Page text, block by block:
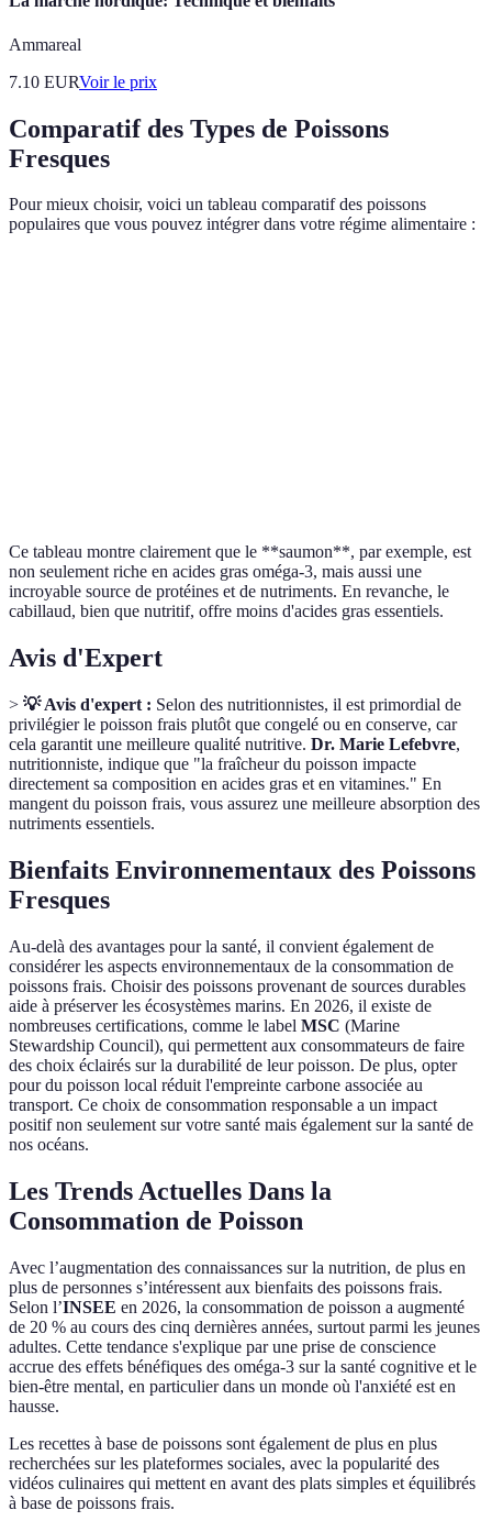
Ammareal
7.10 EURVoir le prix
Comparatif des Types de Poissons
Fresques
Pour mieux choisir, voici un tableau comparatif des poissons
populaires que vous pouvez intégrer dans votre régime alimentaire :
Ce tableau montre clairement que le **saumon**, par exemple, est
non seulement riche en acides gras oméga-3, mais aussi une
incroyable source de protéines et de nutriments. En revanche, le
cabillaud, bien que nutritif, offre moins d'acides gras essentiels.
Avis d'Expert
> 💡 Avis d'expert : Selon des nutritionnistes, il est primordial de
privilégier le poisson frais plutôt que congelé ou en conserve, car
cela garantit une meilleure qualité nutritive. Dr. Marie Lefebvre,
nutritionniste, indique que "la fraîcheur du poisson impacte
directement sa composition en acides gras et en vitamines." En
mangent du poisson frais, vous assurez une meilleure absorption des
nutriments essentiels.
Bienfaits Environnementaux des Poissons
Fresques
Au-delà des avantages pour la santé, il convient également de
considérer les aspects environnementaux de la consommation de
poissons frais. Choisir des poissons provenant de sources durables
aide à préserver les écosystèmes marins. En 2026, il existe de
nombreuses certifications, comme le label MSC (Marine
Stewardship Council), qui permettent aux consommateurs de faire
des choix éclairés sur la durabilité de leur poisson. De plus, opter
pour du poisson local réduit l'empreinte carbone associée au
transport. Ce choix de consommation responsable a un impact
positif non seulement sur votre santé mais également sur la santé de
nos océans.
Les Trends Actuelles Dans la
Consommation de Poisson
Avec l’augmentation des connaissances sur la nutrition, de plus en
plus de personnes s’intéressent aux bienfaits des poissons frais.
Selon l’INSEE en 2026, la consommation de poisson a augmenté
de 20 % au cours des cinq dernières années, surtout parmi les jeunes
adultes. Cette tendance s'explique par une prise de conscience
accrue des effets bénéfiques des oméga-3 sur la santé cognitive et le
bien-être mental, en particulier dans un monde où l'anxiété est en
hausse.
Les recettes à base de poissons sont également de plus en plus
recherchées sur les plateformes sociales, avec la popularité des
vidéos culinaires qui mettent en avant des plats simples et équilibrés
à base de poissons frais.